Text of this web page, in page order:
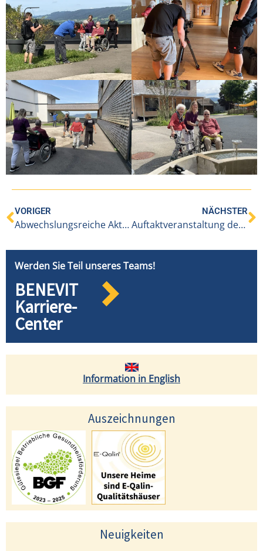
VORIGER
Abwechslungsreiche Aktivitäten im BENEVIT IAP an der Lutz
NÄCHSTER
Auftaktveranstaltung des Interreg-Projektes „CareVolution AI“ mit Cogvis im BENEVIT Pflegeheim Höchst/Fußach
Werden Sie Teil unseres Teams!
BENEVIT
Karriere-
Center
Information in English
Auszeichnungen
Neuigkeiten